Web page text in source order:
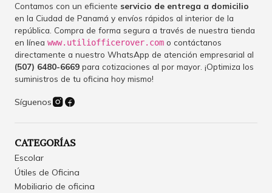
Contamos con un eficiente servicio de entrega a domicilio
en la Ciudad de Panamá y envíos rápidos al interior de la
república. Compra de forma segura a través de nuestra tienda
en línea www.utiliofficerover.com o contáctanos
directamente a nuestro WhatsApp de atención empresarial al
(507) 6480-6669 para cotizaciones al por mayor. ¡Optimiza los
suministros de tu oficina hoy mismo!
Síguenos
CATEGORÍAS
Escolar
Útiles de Oficina
Mobiliario de oficina